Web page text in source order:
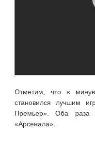
Отметим, что в
становился лучшим
Премьер». Оба раза
«Арсенала».